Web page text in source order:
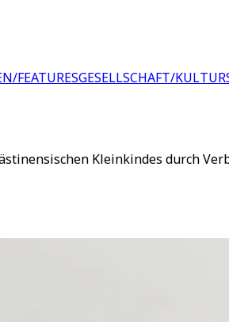
FEATURESGESELLSCHAFT/KULTUR
Kleinkindes durch